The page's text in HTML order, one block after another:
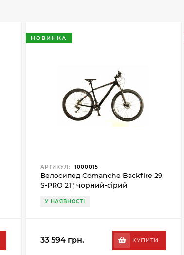
НОВИНКА
АРТИКУЛ: 1000015
Велосипед Comanche Backfire 29
S-PRO 21", чорний-сірий
У НАЯВНОСТІ
33 594 грн. КУПИТИ